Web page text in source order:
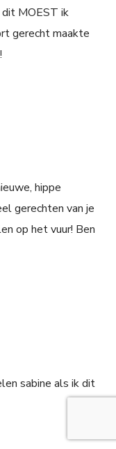
MOEST ik
gerecht maakte
hippe
gerechten van je
op het vuur! Ben
sabine als ik dit